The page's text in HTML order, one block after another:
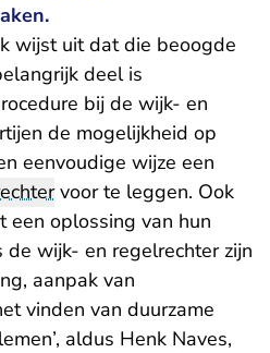
wijst uit dat die beoogde
deel is
bij de wijk- en
de mogelijkheid op
een­voudige wijze een
voor te leggen. Ook
een oplossing van hun
de wijk- en regelrechter zijn
aanpak van
vinden van duurzame
aldus Henk Naves,